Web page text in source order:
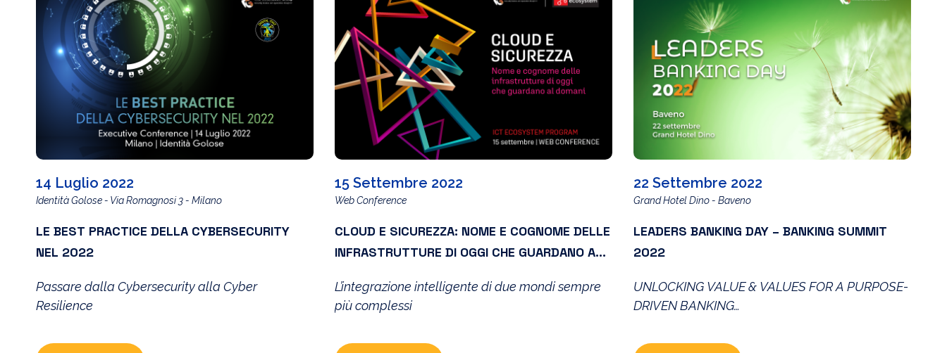
14 Luglio 2022
Identità Golose - Via Romagnosi 3 - Milano
LE BEST PRACTICE DELLA CYBERSECURITY
NEL 2022
Passare dalla Cybersecurity alla Cyber
Resilience
15 Settembre 2022
Web Conference
CLOUD E SICUREZZA: NOME E COGNOME DELLE
INFRASTRUTTURE DI OGGI CHE GUARDANO AL
L’integrazione intelligente di due mondi sempre
più complessi
22 Settembre 2022
Grand Hotel Dino - Baveno
LEADERS BANKING DAY – BANKING SUMMIT
2022
UNLOCKING VALUE & VALUES FOR A PURPOSE-
DRIVEN BANKING
SOSTENIBILITA’ IN TEMPI TURBOLENTI E INCERTI